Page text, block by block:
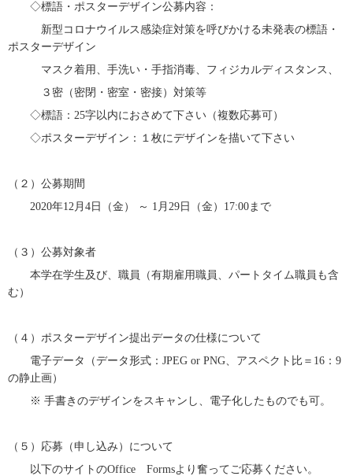
◇標語・ポスターデザイン公募内容：
新型コロナウイルス感染症対策を呼びかける未発表の標語・
ポスターデザイン
マスク着用、手洗い・手指消毒、フィジカルディスタンス、
３密（密閉・密室・密接）対策等
◇標語： 25字以内におさめて下さい（複数応募可）
◇ポスターデザイン：１枚にデザインを描いて下さい
（２）公募期間
2020年12月 4 日（金） ～ 1 月29日（金） 17:00まで
（３）公募対象者
本学在学生及び、職員（有期雇用職員、パートタイム職員も含
む）
（４）ポスターデザイン提出データの仕様について
電子データ（データ形式： JPEG or PNG、アスペクト比＝ 16 ： 9
の静止画）
※ 手書きのデザインをスキャンし、電子化したものでも可。
（５）応募（申し込み）について
以下のサイトのOffice Formsより奮ってご応募ください。